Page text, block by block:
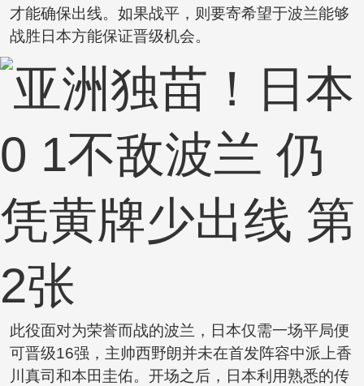
才能确保出线。如果战平，则要寄希望于波兰能够
战胜日本方能保证晋级机会。
此役面对为荣誉而战的波兰，日本仅需一场平局便
可晋级16强，主帅西野朗并未在首发阵容中派上香
川真司和本田圭佑。开场之后，日本利用熟悉的传